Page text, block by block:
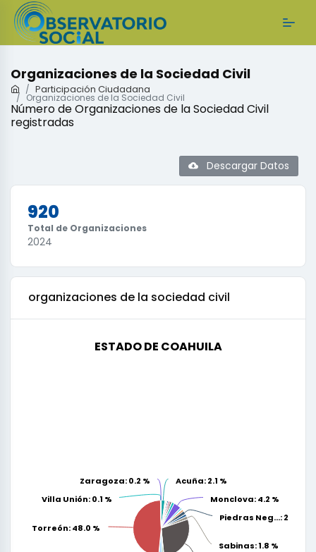
Organizaciones de la Sociedad Civil
Participación Ciudadana
Organizaciones de la Sociedad Civil
Número de Organizaciones de la Sociedad Civil
registradas
Descargar Datos
920
Total de Organizaciones
2024
organizaciones de la sociedad civil
ESTADO DE COAHUILA
Acuña: 2.1 %
Acuña: 2.1 %
Monclova: 4.2 %
Monclova: 4.2 %
Piedras Neg…: 2.0 %
Piedras Neg…: 2.0 %
Sabinas: 1.8 %
Sabinas: 1.8 %
Torreón: 48.0 %
Torreón: 48.0 %
Villa Unión: 0.1 %
Villa Unión: 0.1 %
Zaragoza: 0.2 %
Zaragoza: 0.2 %